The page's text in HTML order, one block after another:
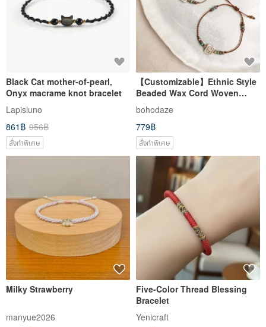
Black Cat mother-of-pearl,
Onyx macrame knot bracelet
Lapisluno
861฿ 956฿
สั่งทำพิเศษ
【Customizable】Ethnic Style
Beaded Wax Cord Woven
Bracelet - Vintage Feel
bohodaze
779฿
สั่งทำพิเศษ
Milky Strawberry
manyue2026
Five-Color Thread Blessing
Bracelet
Yenicraft